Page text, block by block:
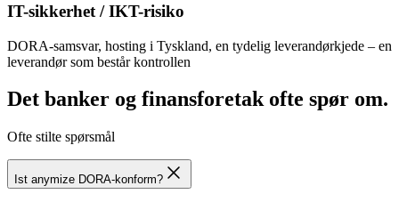
IT-sikkerhet / IKT-risiko
DORA-samsvar, hosting i Tyskland, en tydelig leverandørkjede – en
leverandør som består kontrollen
Det banker og finansforetak ofte spør om.
Ofte stilte spørsmål
Ist anymize DORA-konform?